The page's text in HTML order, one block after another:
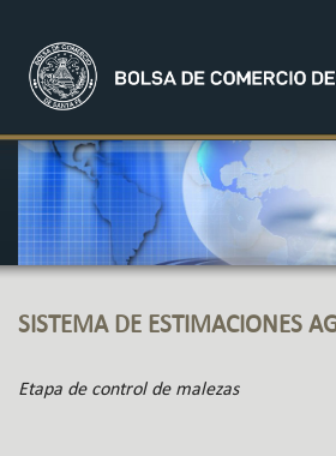
SISTEMA DE ESTIMACIONES
Etapa de control de malezas